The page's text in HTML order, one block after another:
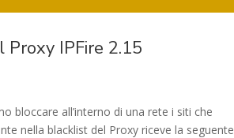
Proxy IPFire 2.15
bloccare all’interno di una rete i siti che
nella blacklist del Proxy riceve la seguente